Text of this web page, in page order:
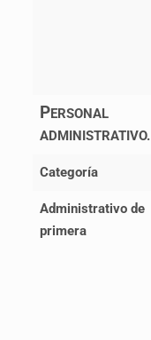
PERSONAL
ADMINISTRATIVO.
Categoría
Administrativo de
primera